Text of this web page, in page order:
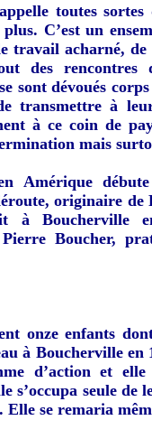
toutes sortes
plus. C’est un
travail acharné,
des rencontres
sont dévoués
transmettre à
à ce coin de
mais
Amérique
originaire de
à Boucherville
Boucher,
onze enfants
à Boucherville en
d’action et
s’occupa seule de
Elle se remaria